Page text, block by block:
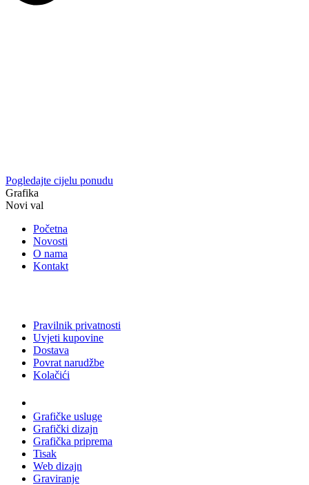
Pogledajte cijelu ponudu
Grafika
Novi val
Početna
Novosti
O nama
Kontakt
Pravilnik privatnosti
Uvjeti kupovine
Dostava
Povrat narudžbe
Kolačići
Grafičke usluge
Grafički dizajn
Grafička priprema
Tisak
Web dizajn
Graviranje